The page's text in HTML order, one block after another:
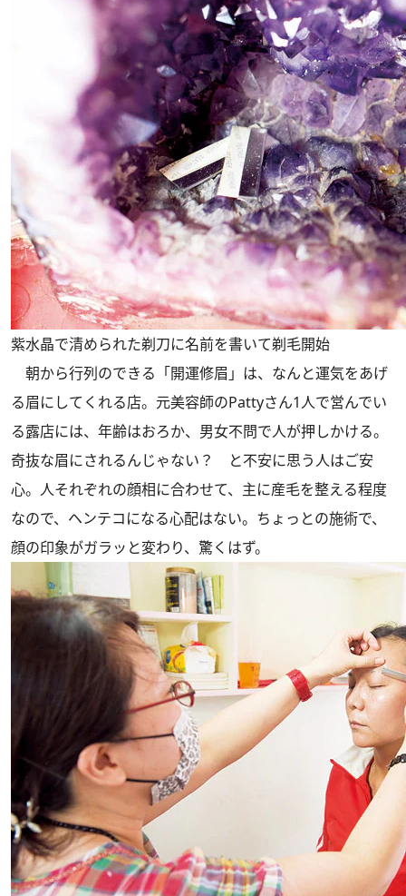
紫水晶で清められた剃刀に名前を書いて剃毛開始
朝から行列のできる「開運修眉」は、なんと運気をあげ
る眉にしてくれる店。元美容師のPattyさん1人で営んでい
る露店には、年齢はおろか、男女不問で人が押しかける。
奇抜な眉にされるんじゃない？ と不安に思う人はご安
心。人それぞれの顔相に合わせて、主に産毛を整える程度
なので、ヘンテコになる心配はない。ちょっとの施術で、
顔の印象がガラッと変わり、驚くはず。